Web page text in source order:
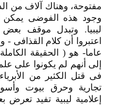
مفتوحة، وهناك آلاف من
وجود هذه الفوضى يمكن
ليبيا. وتبدل موقف بعض
عاما- هو ( الحقيقة
إلى أنهم لم يكونوا على
فى قتل الكثير من
تجارية وحرق بيوت
إعلامية ليبية تفيد